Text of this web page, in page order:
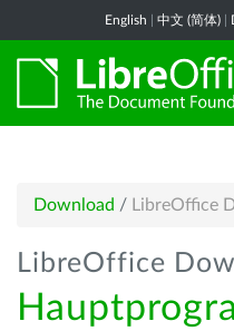
English 中文 (简体)
Download / LibreOffice
LibreOffice